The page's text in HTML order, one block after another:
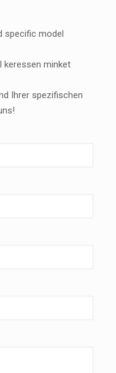
specific model
keressen minket
Ihrer spezifischen